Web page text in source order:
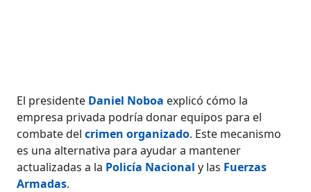
El presidente Daniel Noboa explicó cómo la
empresa privada podría donar equipos para el
combate delcrimen organizado. Este mecanismo
es una alternativa para ayudar a mantener
actualizadas a la Policía Nacional y las Fuerzas
Armadas.